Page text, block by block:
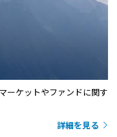
ーケットやファンドに関す
詳細を見る